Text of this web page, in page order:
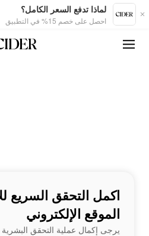
لماذا تدفع السعر الكامل؟
احصل على خصم 15% في التطبيق
اكمل التحقق السريع
الموقع الإلكتروني
يرجى إكمال عملية التحقق